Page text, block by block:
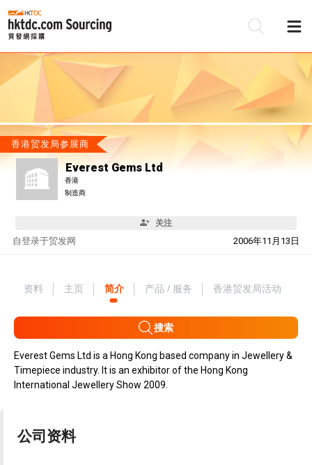
香港贸发局参展商
Everest Gems Ltd
香港
制造商
关注
自 2006年11月13日
登录于贸发网
资料 主页 简介 产品 / 服务 香港贸发局活动
搜索
Everest Gems Ltd is a Hong Kong based company in Jewellery &
Timepiece industry. It is an exhibitor of the Hong Kong
International Jewellery Show 2009.
公司资料